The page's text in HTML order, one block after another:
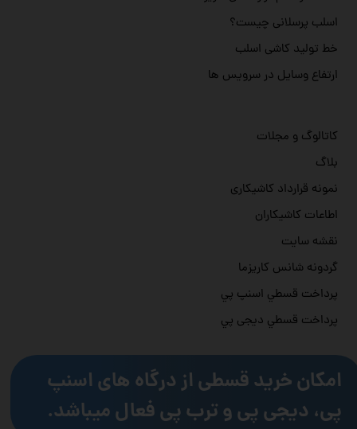
کاتالوگ و مجلات
بلاگ
نمونه قرارداد کاشیکاری
اطاعات کاشیکاران
نقشه سایت
گردونه شانس کاریزما
پرداخت قسطي اسنپ پي
پرداخت قسطي دیجی پي
اسلب پرسلانی چیست؟
خط تولید کاشی اسلب
ارتفاع وسایل در سرویس ها
امکان خرید قسطی از درگاه های اسنپ
پی، دیجی پی و ترب پی فعال میباشد.